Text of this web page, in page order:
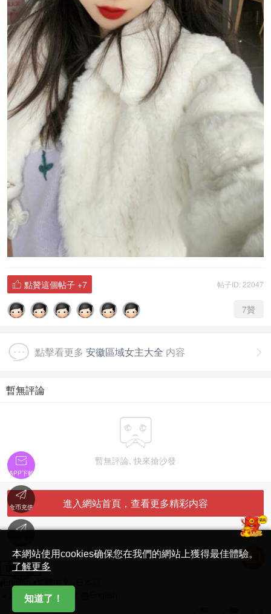
帖子ID: 22047
 點贊這個帖子 +7
7贊

點擊看更多 安徽區域女主大全 内容
暫無評論

暫無評論, 快來搶沙發
進入網站首頁，查看更多精彩内容
'
简体中文版
Translate
日本語
繁體中文
本網站使用cookies确保您在我們的網站上獲得最佳體驗。
了解更多
知道了！

APP下載

金币充值

